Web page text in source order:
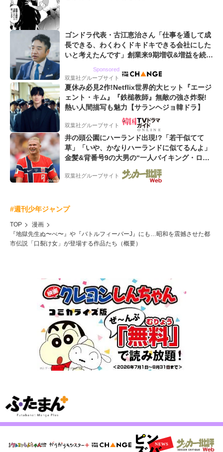
ゴンドラ代表・古江恵治さん「仕事を通して成
長できる、わくわくドキドキできる会社にした
いと考えたんです」創業来9期増収&増益を続け
Sponsored
双葉社グループサイト
夏休み必見2作!Netflix世界的大ヒット『エージ
ェント・キム』『鉄槌教師』無敵の強さ炸裂!
熱い人間描写も魅力【サランヘジョ韓ドラ】
双葉社グループサイト
井の頭公園にハーランド出現!?「若干似てて
草」「いや、かなりハーランドに似てるんよ」
金髪&背番号9の大男の“一人バイキング・ロ
ー”映像が話題!「元気をもらった」
双葉社グループサイト
#週刊少年ジャンプ
TOP
漫画
『地獄先生ぬ〜べ〜』や『バトルフィーバーJ』にも…昭和を震撼させた都
市伝説「口裂け女」が登場する作品たち（概要）